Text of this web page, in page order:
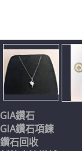
鑽石
鑽石項鍊
石回收